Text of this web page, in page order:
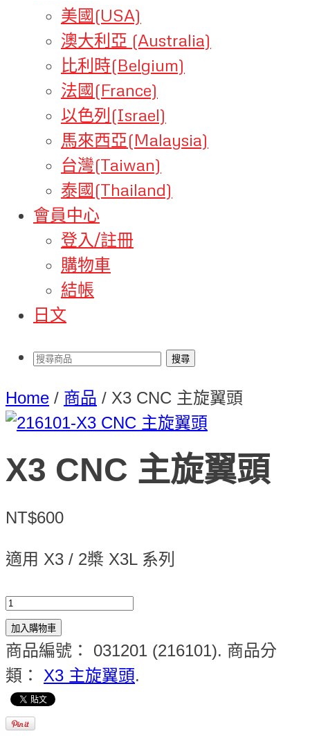
美國(USA)
澳大利亞 (Australia)
比利時(Belgium)
法國(France)
以色列(Israel)
馬來西亞(Malaysia)
台灣(Taiwan)
泰國(Thailand)
會員中心
登入/註冊
購物車
結帳
日文
Home / 商品 / X3 CNC 主旋翼頭
X3 CNC 主旋翼頭
NT$600
適用 X3 / 2槳 X3L 系列
加入購物車
商品編號： 031201 (216101). 商品分
類： X3 主旋翼頭.